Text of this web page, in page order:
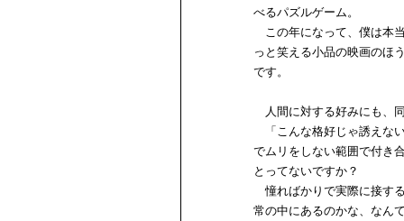
べるパズルゲーム。
この年になって、僕は本
っと笑える小品の映画のほ
です。
人間に対する好みにも、
「こんな格好じゃ誘えな
でムリをしない範囲で付き
とってないですか？
憧ればかりで実際に接す
常の中にあるのかな、なん